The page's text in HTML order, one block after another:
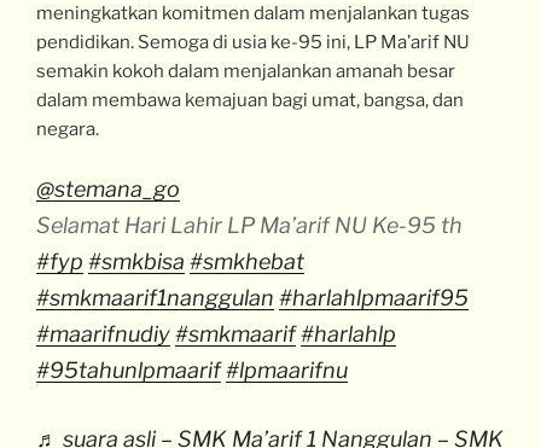
meningkatkan komitmen dalam menjalankan tugas
pendidikan. Semoga di usia ke-95 ini, LP Ma’arif NU
semakin kokoh dalam menjalankan amanah besar
dalam membawa kemajuan bagi umat, bangsa, dan
negara.
@stemana_go
Selamat Hari Lahir LP Ma’arif NU Ke-95 th
#fyp #smkbisa #smkhebat
#smkmaarif1nanggulan #harlahlpmaarif95
#maarifnudiy#smkmaarif#harlahlp
#95tahunlpmaarif#lpmaarifnu
♬ suara asli – SMK Ma’arif 1 Nanggulan – SMK